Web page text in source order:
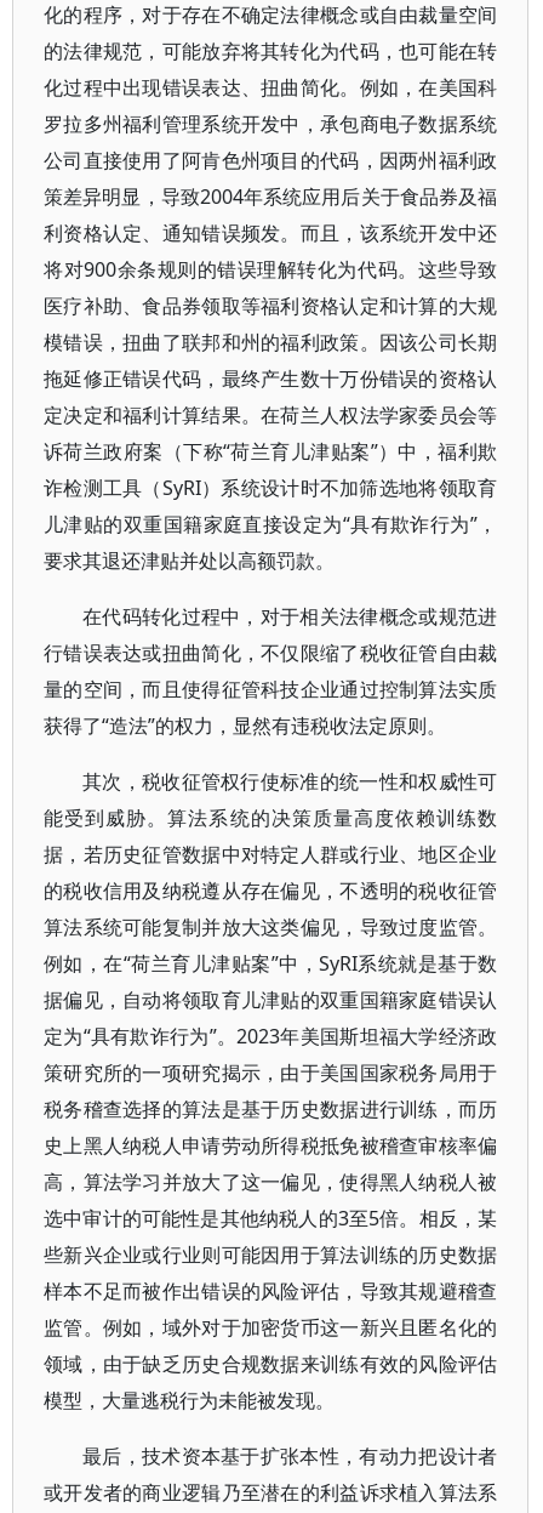
化的程序，对于存在不确定法律概念或自由裁量空间
的法律规范，可能放弃将其转化为代码，也可能在转
化过程中出现错误表达、扭曲简化。例如，在美国科
罗拉多州福利管理系统开发中，承包商电子数据系统
公司直接使用了阿肯色州项目的代码，因两州福利政
策差异明显，导致2004年系统应用后关于食品券及福
利资格认定、通知错误频发。而且，该系统开发中还
将对900余条规则的错误理解转化为代码。这些导致
医疗补助、食品券领取等福利资格认定和计算的大规
模错误，扭曲了联邦和州的福利政策。因该公司长期
拖延修正错误代码，最终产生数十万份错误的资格认
定决定和福利计算结果。在荷兰人权法学家委员会等
诉荷兰政府案（下称“荷兰育儿津贴案”）中，福利欺
诈检测工具（SyRI）系统设计时不加筛选地将领取育
儿津贴的双重国籍家庭直接设定为“具有欺诈行为”，
要求其退还津贴并处以高额罚款。
在代码转化过程中，对于相关法律概念或规范进
行错误表达或扭曲简化，不仅限缩了税收征管自由裁
量的空间，而且使得征管科技企业通过控制算法实质
获得了“造法”的权力，显然有违税收法定原则。
其次，税收征管权行使标准的统一性和权威性可
能受到威胁。算法系统的决策质量高度依赖训练数
据，若历史征管数据中对特定人群或行业、地区企业
的税收信用及纳税遵从存在偏见，不透明的税收征管
算法系统可能复制并放大这类偏见，导致过度监管。
例如，在“荷兰育儿津贴案”中，SyRI系统就是基于数
据偏见，自动将领取育儿津贴的双重国籍家庭错误认
定为“具有欺诈行为”。2023年美国斯坦福大学经济政
策研究所的一项研究揭示，由于美国国家税务局用于
税务稽查选择的算法是基于历史数据进行训练，而历
史上黑人纳税人申请劳动所得税抵免被稽查审核率偏
高，算法学习并放大了这一偏见，使得黑人纳税人被
选中审计的可能性是其他纳税人的3至5倍。相反，某
些新兴企业或行业则可能因用于算法训练的历史数据
样本不足而被作出错误的风险评估，导致其规避稽查
监管。例如，域外对于加密货币这一新兴且匿名化的
领域，由于缺乏历史合规数据来训练有效的风险评估
模型，大量逃税行为未能被发现。
最后，技术资本基于扩张本性，有动力把设计者
或开发者的商业逻辑乃至潜在的利益诉求植入算法系